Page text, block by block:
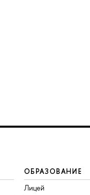
ОБРАЗОВАНИЕ
Лицей